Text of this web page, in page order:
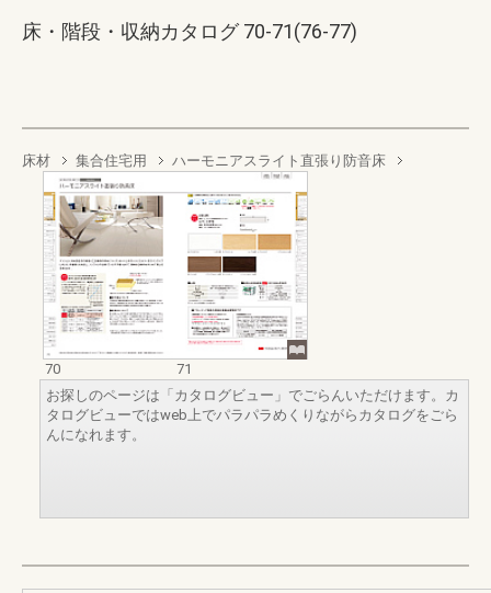
床・階段・収納カタログ 70-71(76-77)
床材 集合住宅用 ハーモニアスライト直張り防音床
70
71
お探しのページは「カタログビュー」でごらんいただけます。カ
タログビューではweb上でパラパラめくりながらカタログをごら
んになれます。